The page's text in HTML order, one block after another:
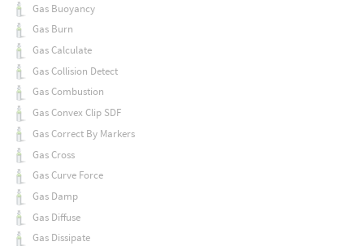
Gas Buoyancy
Gas Burn
Gas Calculate
Gas Collision Detect
Gas Combustion
Gas Convex Clip SDF
Gas Correct By Markers
Gas Cross
Gas Curve Force
Gas Damp
Gas Diffuse
Gas Dissipate